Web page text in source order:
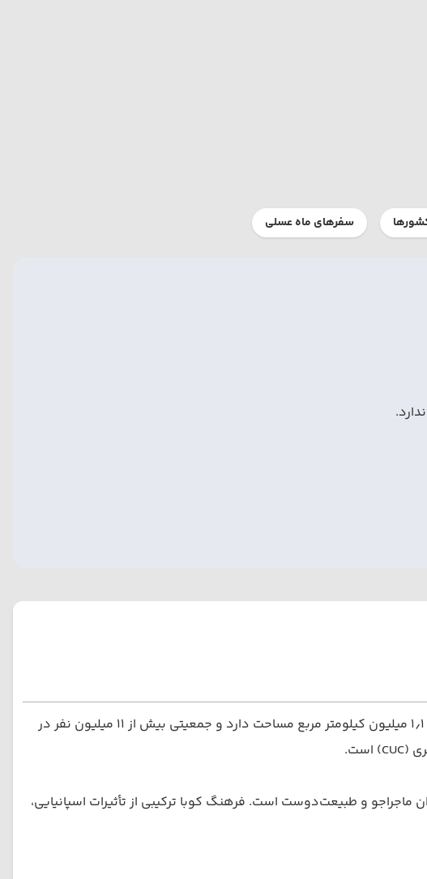
سفرهای ماه عسلی
کوبا بزرگ‌ترین جزیره کارائیب است و با دریای کارائیب، خلیج مکزیک و اقیانوس اطلس احاطه شده است. این کشور حدود ۱٫۱ میلیون کیلومتر مربع مساحت دارد و جمعیتی بیش از ۱۱ میلیون نفر در
و طبیعت‌دوست است. فرهنگ کوبا ترکیبی از تأثیرات اسپانیایی،